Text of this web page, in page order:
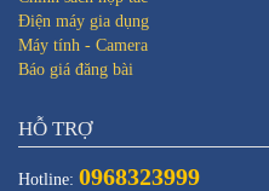
Điện máy gia dụng
Máy tính - Camera
Báo giá đăng bài
HỖ TRỢ
Hotline: 0968323999